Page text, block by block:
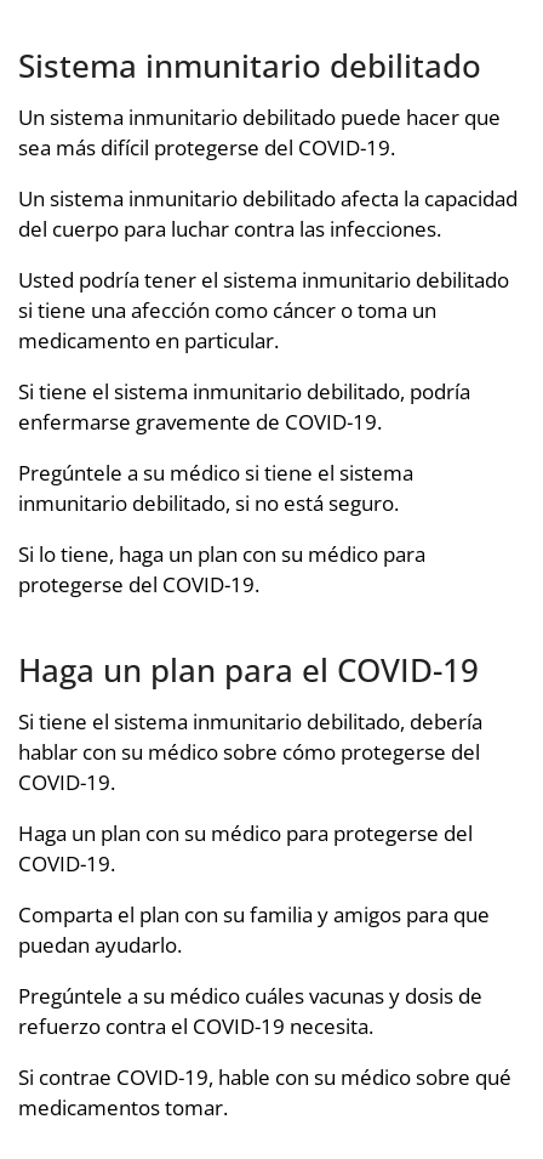
Sistema inmunitario debilitado
Un sistema inmunitario debilitado puede hacer que
sea más difícil protegerse del COVID-19.
Un sistema inmunitario debilitado afecta la capacidad
del cuerpo para luchar contra las infecciones.
Usted podría tener el sistema inmunitario debilitado
si tiene una afección como cáncer o toma un
medicamento en particular.
Si tiene el sistema inmunitario debilitado, podría
enfermarse gravemente de COVID-19.
Pregúntele a su médico si tiene el sistema
inmunitario debilitado, si no está seguro.
Si lo tiene, haga un plan con su médico para
protegerse del COVID-19.
Haga un plan para el COVID-19
Si tiene el sistema inmunitario debilitado, debería
hablar con su médico sobre cómo protegerse del
COVID-19.
Haga un plan con su médico para protegerse del
COVID-19.
Comparta el plan con su familia y amigos para que
puedan ayudarlo.
Pregúntele a su médico cuáles vacunas y dosis de
refuerzo contra el COVID-19 necesita.
Si contrae COVID-19, hable con su médico sobre qué
medicamentos tomar.